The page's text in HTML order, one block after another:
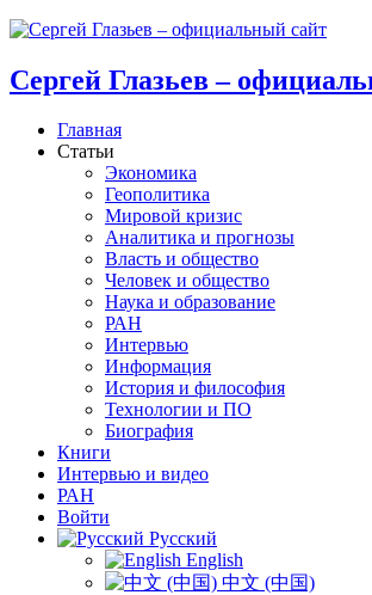
Сергей Глазьев –
Главная
Статьи
Экономика
Геополитика
Мировой кризис
Аналитика и прогнозы
Власть и общество
Человек и общество
Наука и образование
РАН
Интервью
Информация
История и философия
Технологии и ПО
Биография
Книги
Интервью и видео
РАН
Войти
Русский
English
中文 (中国)